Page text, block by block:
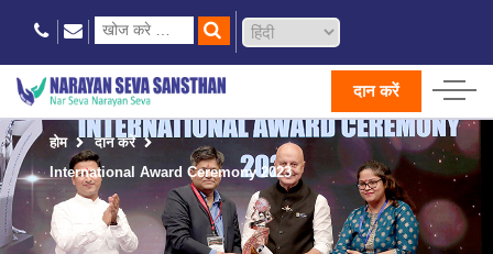
दान करें
होम
दान करें
International Award Ceremony 2023